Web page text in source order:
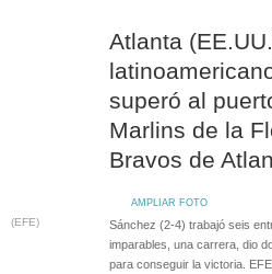
Atlanta
superó al
Marlins de la
Bravos de
AMPLIAR FOTO
(EFE)
Sánchez (2-4) trabajó seis
imparables, una carrera, dio
para conseguir la victoria.